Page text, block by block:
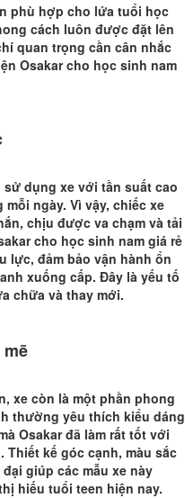
phù hợp cho lứa tuổi học
cách luôn được đặt lên
quan trọng cần cân nhắc
Osakar cho học sinh nam
dụng xe với tần suất cao
ngày. Vì vậy, chiếc xe
chịu được va chạm và tải
cho học sinh nam giá rẻ
lực, đảm bảo vận hành ổn
xuống cấp. Đây là yếu tố
chữa và thay mới.
xe còn là một phần phong
thường yêu thích kiểu dáng
Osakar đã làm rất tốt với
Thiết kế góc cạnh, màu sắc
giúp các mẫu xe này
hiếu tuổi teen hiện nay.